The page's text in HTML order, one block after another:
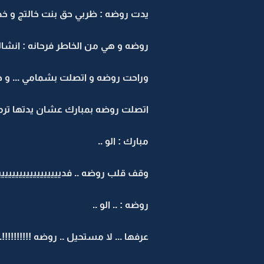
يدت روضه : ظربي حق بنت خالتج و
روضه و هي من الخاطر فرحانه :
وراحت روضه و اتصلت بشمامي ... و
اتصلت روضه بمبارك عشان يدتها
مبارك : الو ..
وقف قلب روضه ..
روضه : .. الو ..
عرفها ... لا مستحيل .. روضه !!!!!!!!!!..